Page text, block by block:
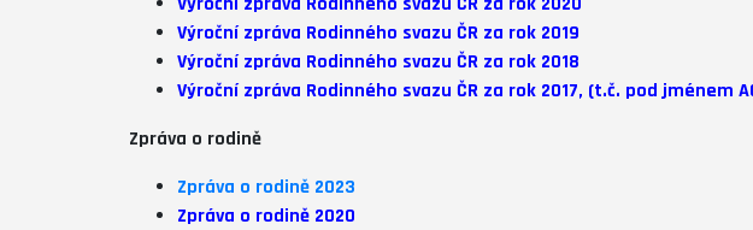
Výroční zpráva Rodinného svazu ČR za rok 2019
Výroční zpráva Rodinného svazu ČR za rok 2018
Výroční zpráva Rodinného svazu ČR za rok 2017, (t.č. pod jménem
Zpráva o rodině
Zpráva o rodině 2023
Zpráva o rodině 2020